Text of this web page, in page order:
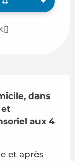
dans
aux 4
et après